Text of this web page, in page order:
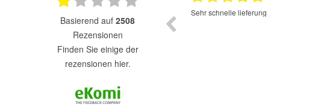
basierend auf 2508
Rezensionen
finden Sie einige der
rezensionen hier.
Sehr schnelle lieferung